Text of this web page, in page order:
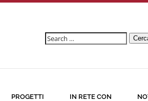
Ricerca
PROGETTI IN RETE CON